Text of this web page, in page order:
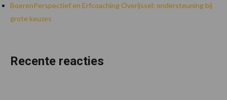
BoerenPerspectief en Erfcoaching Overijssel: ondersteuning bij
grote keuzes
Recente reacties